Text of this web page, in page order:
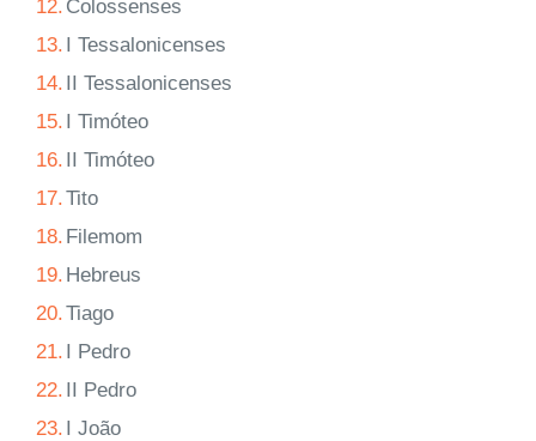
12. Colossenses
13. I Tessalonicenses
14. II Tessalonicenses
15. I Timóteo
16. II Timóteo
17.Tito
18. Filemom
19. Hebreus
20.Tiago
21. I Pedro
22. II Pedro
23. I João